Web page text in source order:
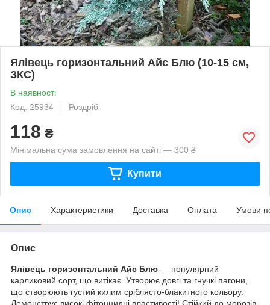
Ялівець горизонтальний Айс Блю (10-15 см,
ЗКС)
В наявності
Код: 25934
Роздріб
118 ₴
Мінімальна сума замовлення на сайті — 300 ₴
Купити
Опис Характеристики Доставка Оплата Умови
Опис
Ялівець горизонтальний Айс Блю — популярний
карликовий сорт, що витікає. Утворює довгі та гнучкі пагони,
що створюють густий килим сріблясто-блакитного кольору.
Демонструє високі фітонцидні властивості! Стійкий до морозів,